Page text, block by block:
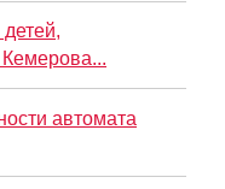
автомата